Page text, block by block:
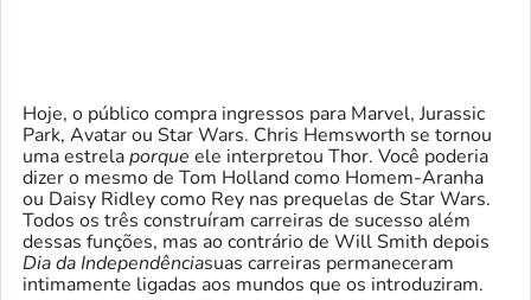
Hoje, o público compra ingressos para Marvel, Jurassic
Park, Avatar ou Star Wars. Chris Hemsworth se tornou
uma estrelaporque ele interpretou Thor. Você poderia
dizer o mesmo de Tom Holland como Homem-Aranha
ou Daisy Ridley como Rey nas prequelas de Star Wars.
Todos os três construíram carreiras de sucesso além
dessas funções, mas ao contrário de Will Smith depois
Dia da Independênciasuas carreiras permaneceram
intimamente ligadas aos mundos que os introduziram.